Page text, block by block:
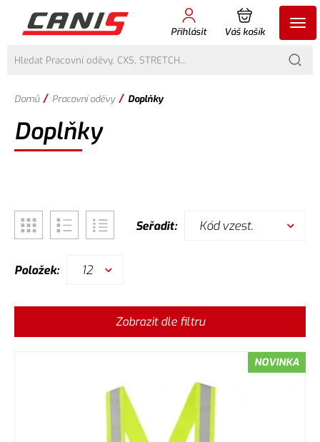
Přihlásit Váš košík
Domů / Pracovní oděvy / Doplňky
Doplňky
Seřadit: Kód vzest.
Položek: 12
Zobrazit dle filtru
NOVINKA